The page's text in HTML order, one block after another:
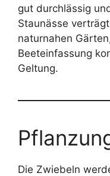
gut durchlässig
Staunässe
naturnahen
Beeteinfassung
Geltung.
Die Zwiebeln